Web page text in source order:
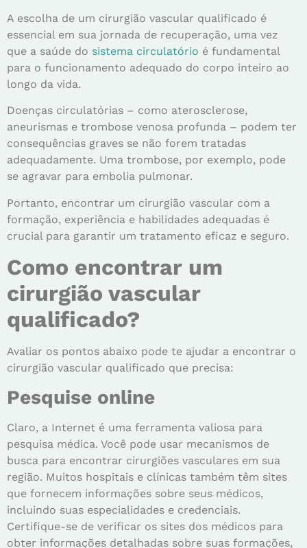
A escolha de um cirurgião vascular qualificado é
essencial em sua jornada de recuperação, uma vez
que a saúde do sistema circulatório é fundamental
para o funcionamento adequado do corpo inteiro ao
longo da vida.
Doenças circulatórias – como aterosclerose,
aneurismas e trombose venosa profunda – podem ter
consequências graves se não forem tratadas
adequadamente. Uma trombose, por exemplo, pode
se agravar para embolia pulmonar.
Portanto, encontrar um cirurgião vascular com a
formação, experiência e habilidades adequadas é
crucial para garantir um tratamento eficaz e seguro.
Como encontrar um
cirurgião vascular
qualificado?
Avaliar os pontos abaixo pode te ajudar a encontrar o
cirurgião vascular qualificado que precisa:
Pesquise online
Claro, a Internet é uma ferramenta valiosa para
pesquisa médica. Você pode usar mecanismos de
busca para encontrar cirurgiões vasculares em sua
região. Muitos hospitais e clínicas também têm sites
que fornecem informações sobre seus médicos,
incluindo suas especialidades e credenciais.
Certifique-se de verificar os sites dos médicos para
obter informações detalhadas sobre suas formações,